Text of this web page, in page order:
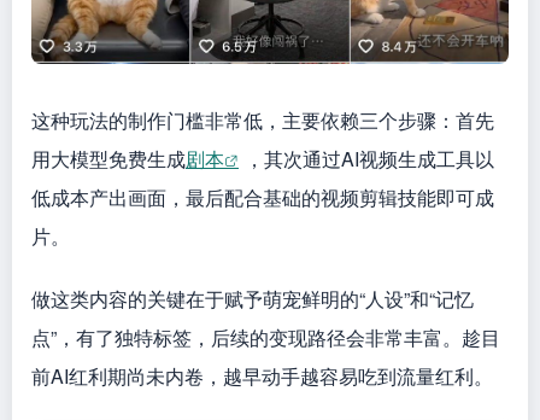
这种玩法的制作门槛非常低，主要依赖三个步骤：首先
用大模型免费生成剧本
，其次通过AI视频生成工具以
低成本产出画面，最后配合基础的视频剪辑技能即可成
片。
做这类内容的关键在于赋予萌宠鲜明的“人设”和“记忆
点”，有了独特标签，后续的变现路径会非常丰富。趁目
前AI红利期尚未内卷，越早动手越容易吃到流量红利。